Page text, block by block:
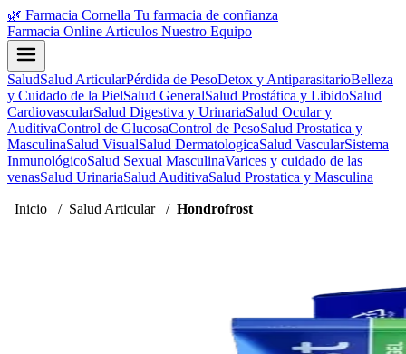
🌿 Farmacia Cornella Tu farmacia de confianza
Farmacia Online Articulos Nuestro Equipo
SaludSalud ArticularPérdida de PesoDetox y AntiparasitarioBelleza
y Cuidado de la PielSalud GeneralSalud Prostática y LibidoSalud
CardiovascularSalud Digestiva y UrinariaSalud Ocular y
AuditivaControl de GlucosaControl de PesoSalud Prostatica y
MasculinaSalud VisualSalud DermatologicaSalud VascularSistema
InmunológicoSalud Sexual MasculinaVarices y cuidado de las
venasSalud UrinariaSalud AuditivaSalud Prostatica y Masculina
Inicio / Salud Articular / Hondrofrost